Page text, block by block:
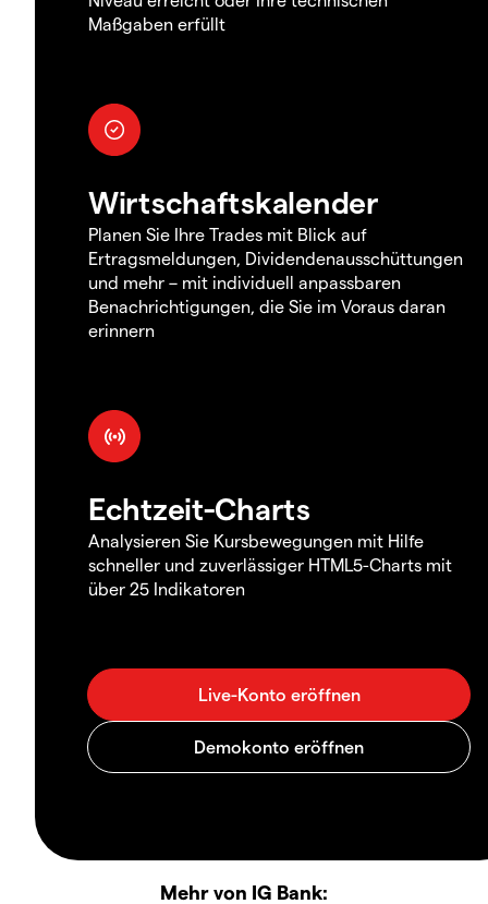
Maßgaben erfüllt
Wirtschaftskalender
Planen Sie Ihre Trades mit Blick auf
Ertragsmeldungen, Dividendenausschüttungen
und mehr – mit individuell anpassbaren
Benachrichtigungen, die Sie im Voraus daran
erinnern
Echtzeit-Charts
Analysieren Sie Kursbewegungen mit Hilfe
schneller und zuverlässiger HTML5-Charts mit
über 25 Indikatoren
Mehr von IG Bank: